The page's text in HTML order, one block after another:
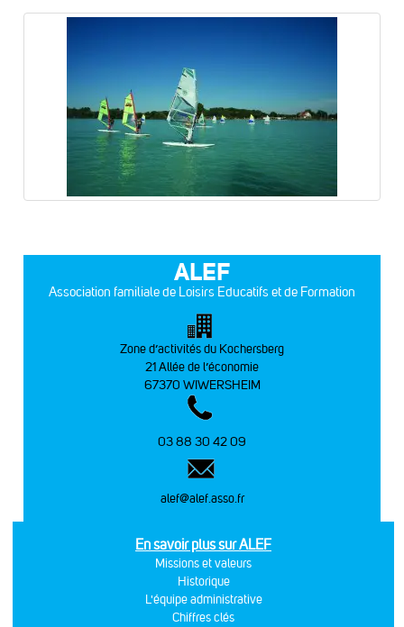
ALEF
Association familiale de Loisirs Educatifs et de Formation
Zone d’activités du Kochersberg
21 Allée de l’économie
67370 WIWERSHEIM
03 88 30 42 09
alef@alef.asso.fr
En savoir plus sur ALEF
Missions et valeurs
Historique
L'équipe administrative
Chiffres clés